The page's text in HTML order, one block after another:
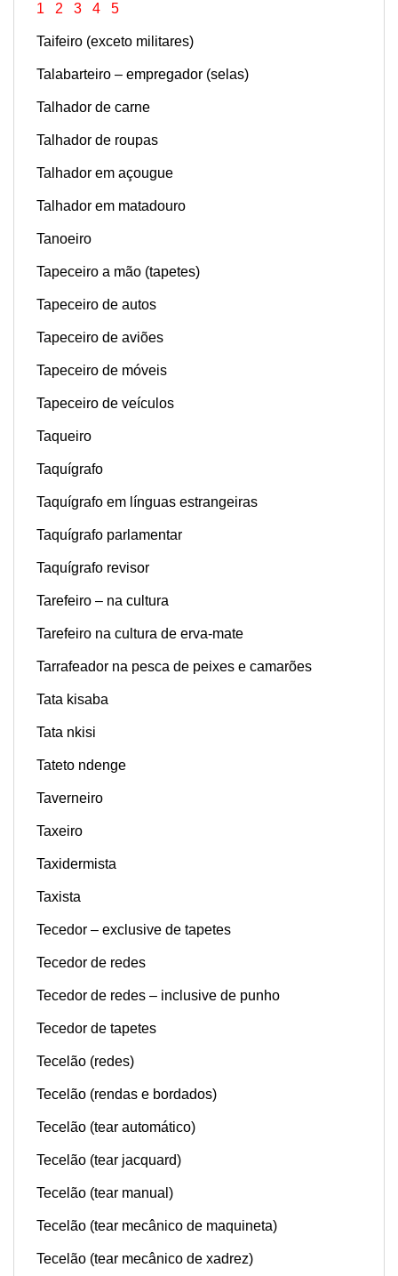
1 2 3 4 5
Taifeiro (exceto militares)
Talabarteiro – empregador (selas)
Talhador de carne
Talhador de roupas
Talhador em açougue
Talhador em matadouro
Tanoeiro
Tapeceiro a mão (tapetes)
Tapeceiro de autos
Tapeceiro de aviões
Tapeceiro de móveis
Tapeceiro de veículos
Taqueiro
Taquígrafo
Taquígrafo em línguas estrangeiras
Taquígrafo parlamentar
Taquígrafo revisor
Tarefeiro – na cultura
Tarefeiro na cultura de erva-mate
Tarrafeador na pesca de peixes e camarões
Tata kisaba
Tata nkisi
Tateto ndenge
Taverneiro
Taxeiro
Taxidermista
Taxista
Tecedor – exclusive de tapetes
Tecedor de redes
Tecedor de redes – inclusive de punho
Tecedor de tapetes
Tecelão (redes)
Tecelão (rendas e bordados)
Tecelão (tear automático)
Tecelão (tear jacquard)
Tecelão (tear manual)
Tecelão (tear mecânico de maquineta)
Tecelão (tear mecânico de xadrez)